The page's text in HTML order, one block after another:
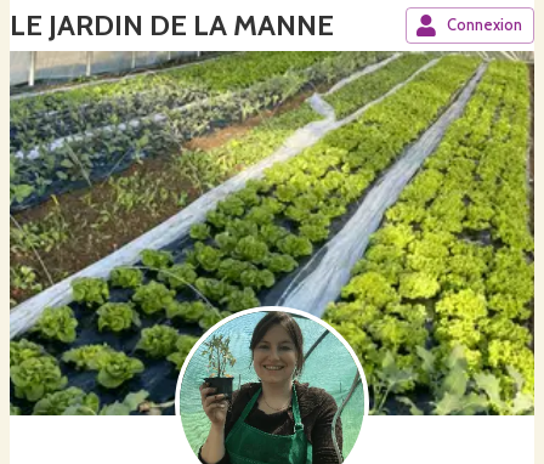
LE JARDIN DE LA MANNE Connexion